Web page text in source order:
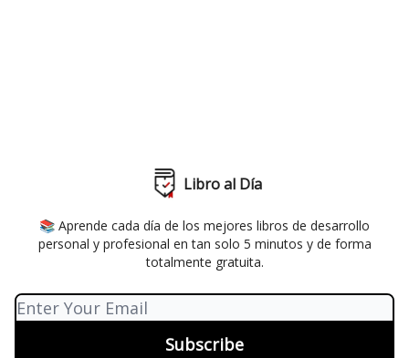
Libro al Día
📚 Aprende cada día de los mejores libros de desarrollo
personal y profesional en tan solo 5 minutos y de forma
totalmente gratuita.